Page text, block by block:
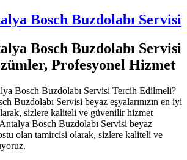
Bosch Buzdolabı Servisi
Bosch Buzdolabı Servisi
Profesyonel Hizmet
Bosch Buzdolabı Servisi Tercih Edilmeli?
Buzdolabı Servisi beyaz eşyalarınızın en iyi
sizlere kaliteli ve güvenilir hizmet
Bosch Buzdolabı Servisi beyaz
olan tamircisi olarak, sizlere kaliteli ve